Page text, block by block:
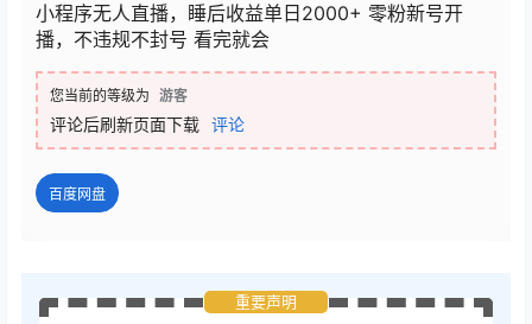
小程序无人直播，睡后收益单日2000+ 零粉新号开
播，不违规不封号 看完就会
您当前的等级为 游客
评论后刷新页面下载 评论
百度网盘
重要声明